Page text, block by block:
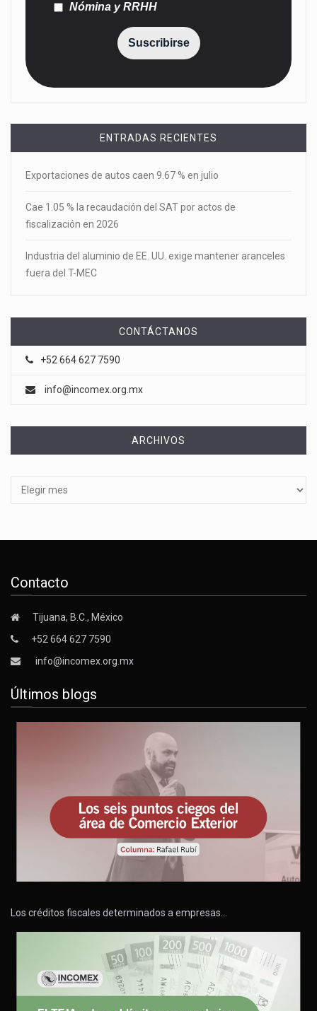
Nómina y RRHH
Suscribirse
ENTRADAS RECIENTES
Exportaciones de autos caen 9.67 % en julio
Cae 1.05 % la recaudación del SAT por actos de
fiscalización en 2026
Industria del aluminio de EE. UU. exige mantener aranceles
fuera del T-MEC
CONTÁCTANOS
+52 664 627 7590
info@incomex.org.mx
ARCHIVOS
Contacto
Tijuana, B.C., México
+52 664 627 7590
info@incomex.org.mx
Últimos blogs
Los créditos fiscales determinados a empresas…